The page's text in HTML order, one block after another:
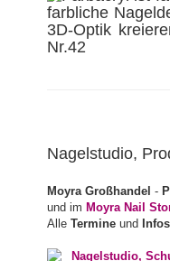
Nagelstudio,
Moyra Großhandel -
und im Moyra Nail
Alle Termine und Infos